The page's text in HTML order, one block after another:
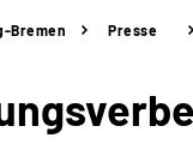
Bremen Presse